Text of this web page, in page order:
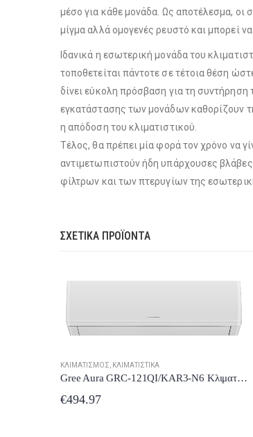
μέσο για κάθε μονάδα. Ως αποτέλεσμα, οι
μίγμα αλλά ομογενές ρευστό και μπορεί
Ιδανικά η εσωτερική μονάδα του
τοποθετείται πάντοτε σε τέτοια θέση
δίνει εύκολη πρόσβαση για τη
εγκατάστασης των μονάδων καθορίζουν
η απόδοση του κλιματιστικού.
Τέλος, θα πρέπει μία φορά τον χρόνο να
αντιμετωπιστούν ήδη υπάρχουσες
φίλτρων και των πτερυγίων της
ΣΧΕΤΙΚΆ ΠΡΟΪΌΝΤΑ
Gree Aura GRC-121QI/KAR3-N6 Κλιματιστικό Τοίχου 12.000BTU A+++/A+++